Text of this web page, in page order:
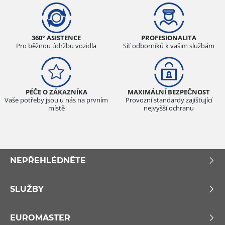
360° ASISTENCE
Pro běžnou údržbu vozidla
PROFESIONALITA
Síť odborníků k vašim službám
PÉČE O ZÁKAZNÍKA
Vaše potřeby jsou u nás na prvním
místě
MAXIMÁLNÍ BEZPEČNOST
Provozní standardy zajišťující
nejvyšší ochranu
NEPŘEHLÉDNĚTE
SLUŽBY
EUROMASTER